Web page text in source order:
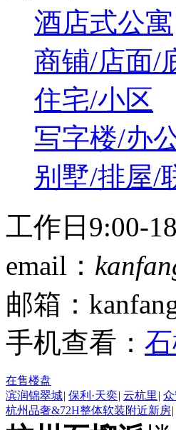
酒店式公寓
商铺/店面/
住宅/小区
写字楼/办
别墅/排屋/
工作日9:00-
email：
邮箱：
手机查看：
在售楼盘
滨润锦翠城| 保利·天奕| 云杭里 |
杭州品奢&72H整体软装附近新房|